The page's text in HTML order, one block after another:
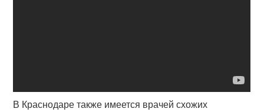
В Краснодаре также имеется врачей схожих